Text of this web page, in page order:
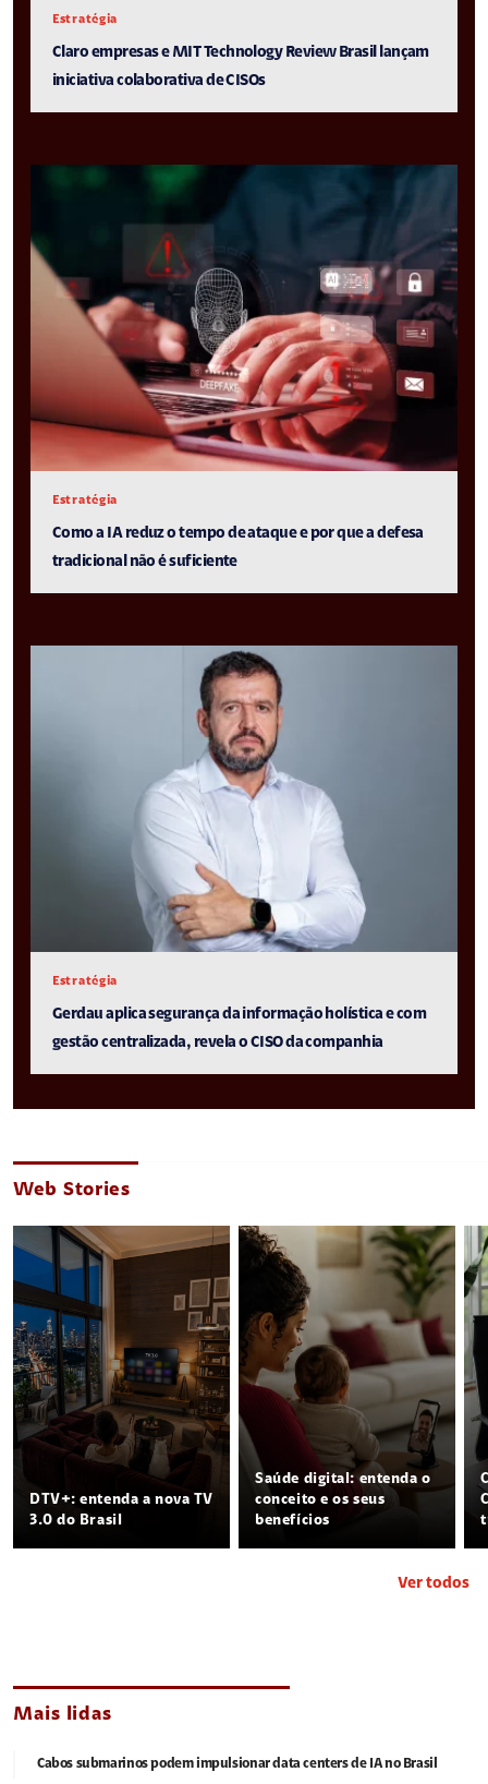
Estratégia
Claro empresas e MIT Technology Review Brasil lançam
iniciativa colaborativa de CISOs
Estratégia
Como a IA reduz o tempo de ataque e por que a defesa
tradicional não é suficiente
Estratégia
Gerdau aplica segurança da informação holística e com
gestão centralizada, revela o CISO da companhia
Web Stories
DTV+: entenda a nova TV
3.0 do Brasil
Saúde digital: entenda o
conceito e os seus
benefícios
Ver todos
Mais lidas
Cabos submarinos podem impulsionar data centers de IA no Brasil